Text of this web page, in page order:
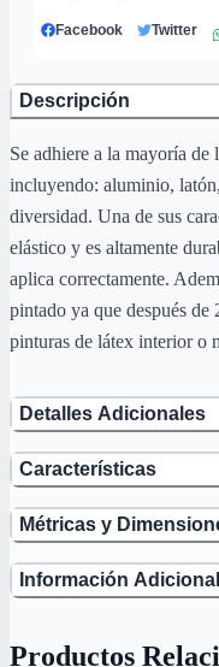
Facebook Twitter
Descripción
Se adhiere a la mayoría de
incluyendo: aluminio,
diversidad. Una de sus
elástico y es altamente
aplica correctamente.
pintado ya que después de
pinturas de látex interior o
Detalles Adicionales
Características
Métricas y
Información Adicional
Productos